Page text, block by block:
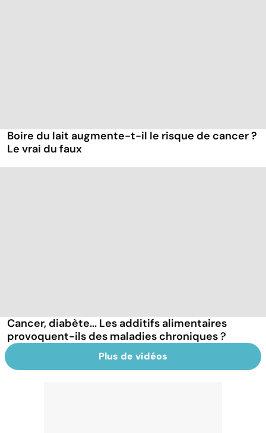
Boire du lait augmente-t-il le risque de cancer ?
Le vrai du faux
Cancer, diabète... Les additifs alimentaires
provoquent-ils des maladies chroniques ?
Plus de vidéos